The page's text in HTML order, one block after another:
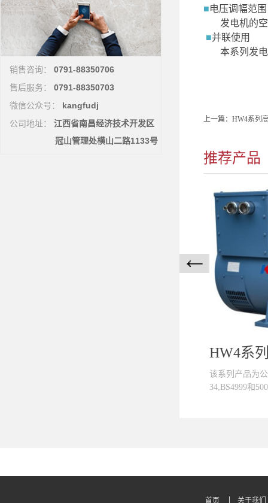
销售咨询： 0791-88350706
售后服务： 0791-88350703
微信公众号： kangfudj
公司地址：
江西省南昌经济技术开发区
冠山管理处横山二路1133号
■电压调幅范围
发电机的
■并联使用
本系列发
上一篇： HW4系列
推荐产品
该系列产品为
34,BS4999和
首页 关于我们